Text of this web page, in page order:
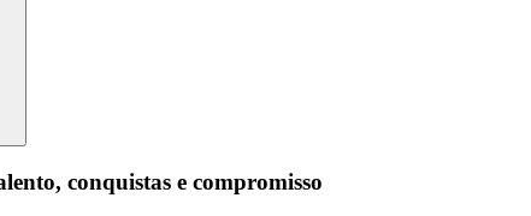
conquistas e compromisso